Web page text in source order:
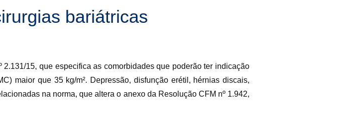
bariátricas
15, que especifica as comorbidades que poderão ter indicação
maior que 35 kg/m². Depressão, disfunção erétil, hérnias discais,
na norma, que altera o anexo da Resolução CFM nº 1.942,